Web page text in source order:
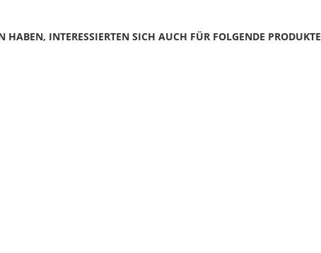
HABEN, INTERESSIERTEN SICH AUCH FÜR FOLGENDE PRODUKTE